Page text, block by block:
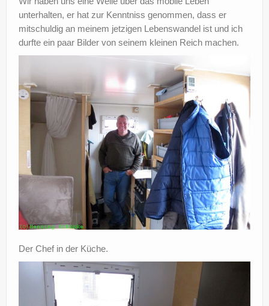
unterhalten, er hat zur Kenntniss genommen, dass er
mitschuldig an meinem jetzigen Lebenswandel ist und ich
durfte ein paar Bilder von seinem kleinen Reich machen.
Der Chef in der Küche.